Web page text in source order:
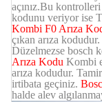
açınız.Bu
kodunu veriyor ise
Kombi F0 Arıza
çıkan arıza
Düzelmezse bosch
Arıza Kodu Kombi
arıza kodudur.
irtibata geçiniz.
halde alev